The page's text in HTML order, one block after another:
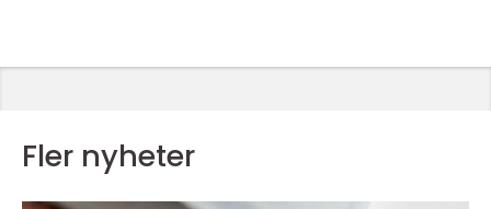
Fler nyheter